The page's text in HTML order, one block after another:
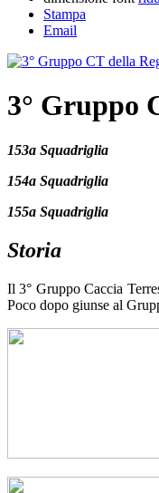
Stampa
Email
3° Gruppo
153a Squadriglia
154a Squadriglia
155a Squadriglia
Storia
Il 3° Gruppo Caccia
Poco dopo giunse al